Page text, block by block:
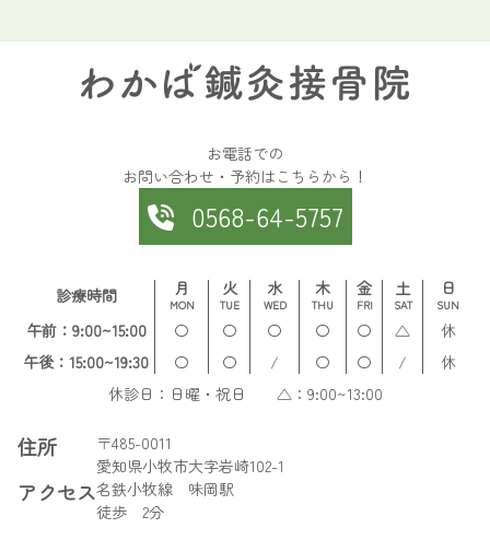
お電話での
お問い合わせ・予約はこちらから！
0568-64-5757
診療時間 月
MON
火
TUE
水
WED
木
THU
金
FRI
土
SAT
日
SUN
午前：9:00~15:00 〇 〇 〇 〇 〇 △
休
午後：15:00~19:30
〇 〇 / 〇 〇 /
休
休診日：日曜・祝日 △：9:00~13:00
住所
〒485-0011
愛知県小牧市大字岩崎102-1
アクセス名鉄小牧線 味岡駅
徒歩 2分